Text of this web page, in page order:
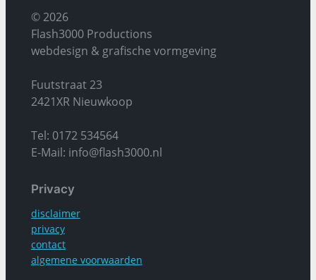
© 2026
Flash3000 Productions
webdesign & grafische vormgeving
Fuutstraat 23
2421XR Nieuwkoop
Tel: 0172 534564
E-Mail: info@flash3000.nl
Privacy
disclaimer
privacy
contact
algemene voorwaarden